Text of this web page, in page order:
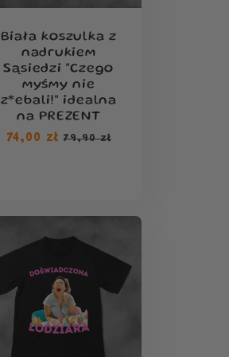
Biała koszulka z
nadrukiem
Sąsiedzi "Czego
myśmy nie
z*ebali!" idealna
na PREZENT
Cena
74,00 zł Cena
79,90 zł